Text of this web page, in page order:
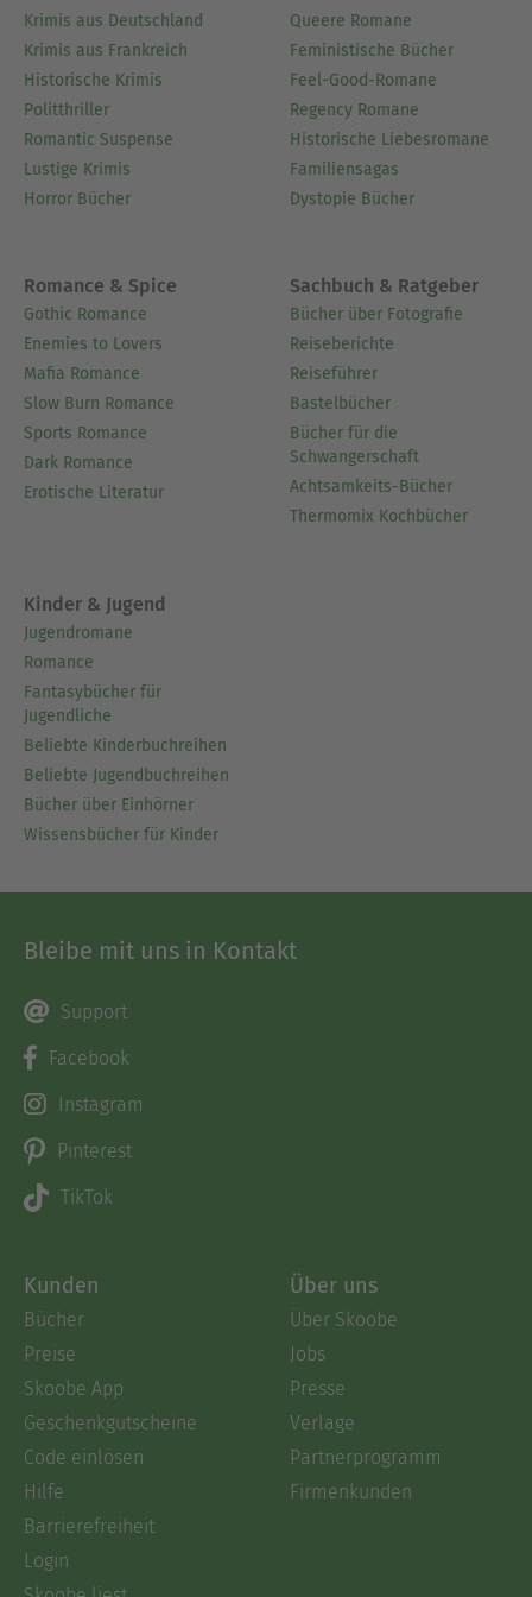
Krimis aus Deutschland
Krimis aus Frankreich
Historische Krimis
Politthriller
Romantic Suspense
Lustige Krimis
Horror Bücher
Queere Romane
Feministische Bücher
Feel-Good-Romane
Regency Romane
Historische Liebesromane
Familiensagas
Dystopie Bücher
Romance & Spice
Gothic Romance
Enemies to Lovers
Mafia Romance
Slow Burn Romance
Sports Romance
Dark Romance
Erotische Literatur
Sachbuch & Ratgeber
Bücher über Fotografie
Reiseberichte
Reiseführer
Bastelbücher
Bücher für die
Schwangerschaft
Achtsamkeits-Bücher
Thermomix Kochbücher
Kinder & Jugend
Jugendromane
Romance
Fantasybücher für
Jugendliche
Beliebte Kinderbuchreihen
Beliebte Jugendbuchreihen
Bücher über Einhörner
Wissensbücher für Kinder
Bleibe mit uns in Kontakt
Support
Facebook
Instagram
Pinterest
TikTok
Kunden
Bücher
Preise
Skoobe App
Geschenkgutscheine
Code einlösen
Hilfe
Barrierefreiheit
Login
Über uns
Über Skoobe
Jobs
Presse
Verlage
Partnerprogramm
Firmenkunden